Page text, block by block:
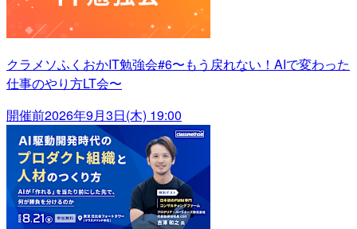
クラメソふくおかIT勉強会#6〜もう戻れない！AIで変わった
仕事のやり方LT会〜
開催前2026年9月3日(木) 19:00